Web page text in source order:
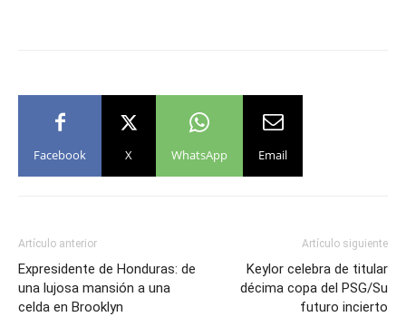
Facebook X WhatsApp Email
Artículo anterior
Expresidente de Honduras: de
una lujosa mansión a una
celda en Brooklyn
Artículo siguiente
Keylor celebra de titular
décima copa del PSG/Su
futuro incierto